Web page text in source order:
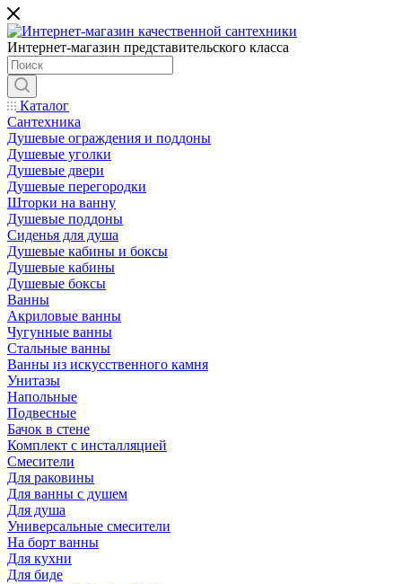
Интернет-магазин представительского класса
Каталог
Сантехника
Душевые ограждения и поддоны
Душевые уголки
Душевые двери
Душевые перегородки
Шторки на ванну
Душевые поддоны
Сиденья для душа
Душевые кабины и боксы
Душевые кабины
Душевые боксы
Ванны
Акриловые ванны
Чугунные ванны
Стальные ванны
Ванны из искусственного камня
Унитазы
Напольные
Подвесные
Бачок в стене
Комплект с инсталляцией
Смесители
Для раковины
Для ванны с душем
Для душа
Универсальные смесители
На борт ванны
Для кухни
Для биде